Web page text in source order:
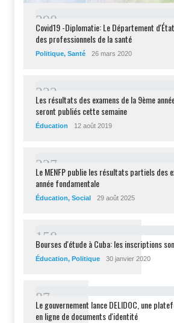
298
Covid19 -Diplomatie: Le Département
des professionnels de la santé
Politique, Santé 26 mars 2020
232
Les résultats des examens de la 9ème
seront publiés cette semaine
Éducation 12 août 2019
227
Le MENFP publie les résultats partiels des
année fondamentale
Éducation, Social 29 août 2025
1 58
Bourses d'étude à Cuba: les inscriptions
Éducation, Politique 30 janvier 2020
87
Le gouvernement lance DELIDOC, une
en ligne de documents d'identité